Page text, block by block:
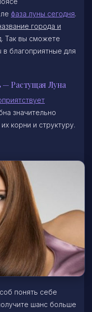
фаза луны сегодня.
города и
. Так вы сможете
в благоприятные для
Растущая Луна
значительно
корни и структуру.
понять себе
шанс больше